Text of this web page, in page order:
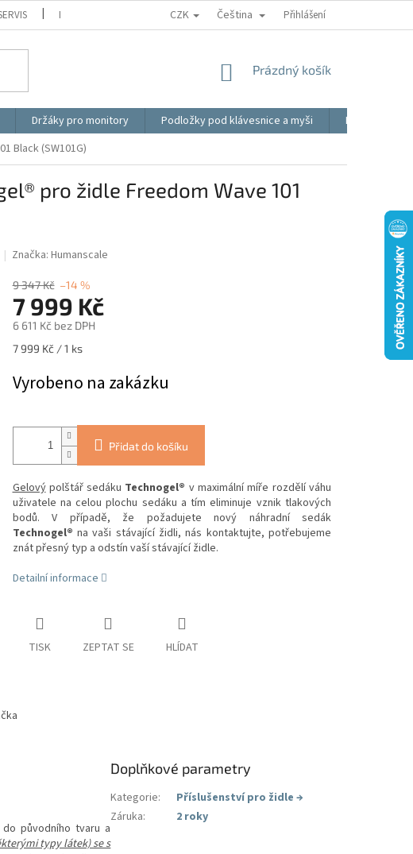
REKLAMACE VIDEO MOJE OBJEDNÁVKA
CZK Čeština Přihlášení
NÁKUPNÍ
Prázdný košík
Držáky pro monitory Podložky pod klávesnice a myši
Ergonomické
Black (SW101G)
pro židle Freedom Wave 101
Značka:Humanscale
9 347 Kč –14 %
7 999 Kč
6 611 Kč bez DPH
Měrná
7 999 Kč / 1 ks
Vyrobeno na zakázku
Přidat do košíku
Gelovýpolštář sedáku Technogel® v maximální míře rozdělí váhu
uživatele na celou plochu sedáku a tím eliminuje vznik tlakových
bodů. V případě, že požadujete nový náhradní sedák
Technogel® na vaši stávající židli, nás kontaktujte, potřebujeme
znát přesný typ a odstín vaší stávající židle.
Detailní informace
TISK ZEPTAT SE HLÍDAT
původního tvaru a
typy látek) se s
Doplňkové parametry
Kategorie: Příslušenství pro židle →
Záruka: 2 roky